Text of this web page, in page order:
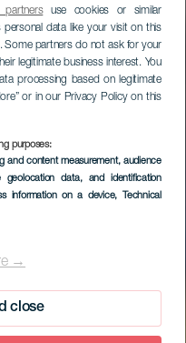
use cookies or similar
data like your visit on this
Some partners do not ask for your
legitimate business interest. You
processing based on legitimate
or in our Privacy Policy on this
purposes:
and content measurement, audience
geolocation data, and identification
information on a device, Technical
→
close